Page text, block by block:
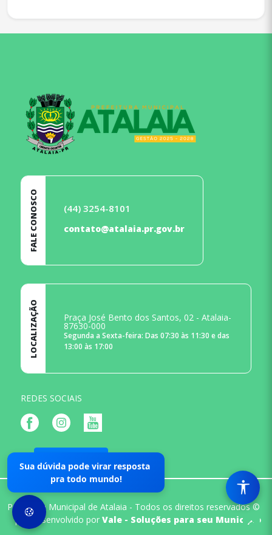
Sua dúvida pode virar resposta
pra todo mundo!
FALE CONOSCO (44) 3254-8101
contato@atalaia.pr.gov.br
LOCALIZAÇÃO Praça José Bento dos Santos, 02 - Atalaia-
87630-000
Segunda a Sexta-feira: Das 07:30 às 11:30 e das
13:00 às 17:00
REDES SOCIAIS
Prefeitura Municipal de Atalaia - Todos os direitos reservados ©
|Desenvolvido por Vale - Soluções para seu Municipio